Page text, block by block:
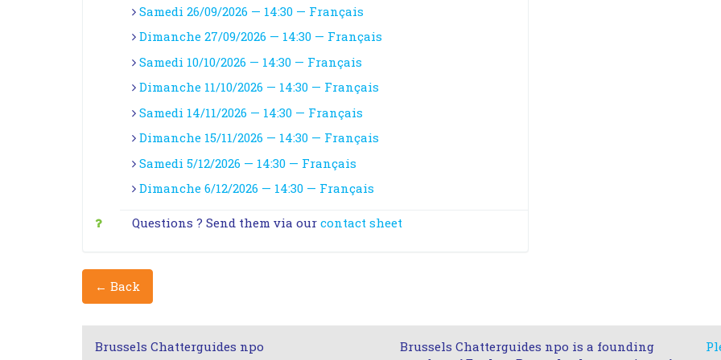
Samedi 26/09/2026 — 14:30 — Français
Dimanche 27/09/2026 — 14:30 — Français
Samedi 10/10/2026 — 14:30 — Français
Dimanche 11/10/2026 — 14:30 — Français
Samedi 14/11/2026 — 14:30 — Français
Dimanche 15/11/2026 — 14:30 — Français
Samedi 5/12/2026 — 14:30 — Français
Dimanche 6/12/2026 — 14:30 — Français
Questions ? Send them via ourcontact sheet
← Back
Brussels Chatterguides npo
Brussels Chatterguides npo is a founding